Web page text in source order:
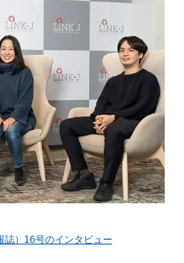
じる
誌）16号のインタビュー